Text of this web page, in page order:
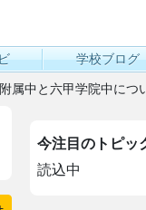
学校ブログ
属中と六甲学院中につ
今注目のトピッ
読込中